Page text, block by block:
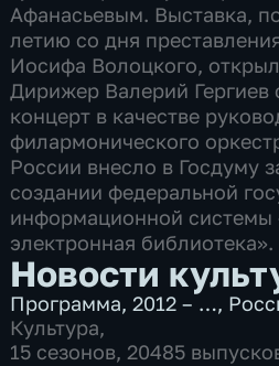
Афанасьевым. Выставка,
летию со дня
Иосифа Волоцкого,
Дирижер Валерий Гергиев
концерт в качестве
филармонического
России внесло в Госдуму
создании федеральной
информационной системы
электронная библиотека».
Новости
Программа,2012 – …,
Культура,
15 сезонов, 20485